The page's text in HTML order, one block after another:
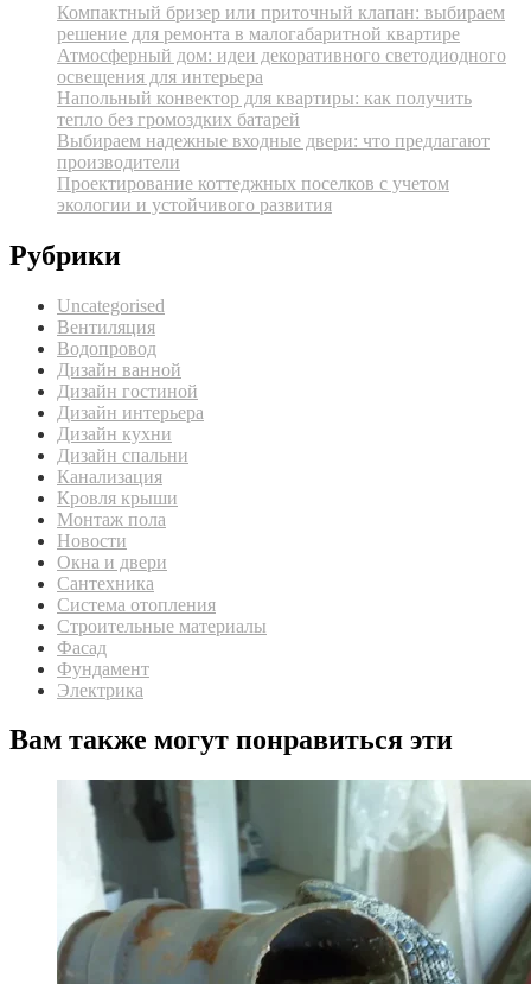
Компактный бризер или приточный клапан: выбираем
решение для ремонта в малогабаритной квартире
Атмосферный дом: идеи декоративного светодиодного
освещения для интерьера
Напольный конвектор для квартиры: как получить
тепло без громоздких батарей
Выбираем надежные входные двери: что предлагают
производители
Проектирование коттеджных поселков с учетом
экологии и устойчивого развития
Рубрики
Uncategorised
Вентиляция
Водопровод
Дизайн ванной
Дизайн гостиной
Дизайн интерьера
Дизайн кухни
Дизайн спальни
Канализация
Кровля крыши
Монтаж пола
Новости
Окна и двери
Сантехника
Система отопления
Строительные материалы
Фасад
Фундамент
Электрика
Вам также могут понравиться эти